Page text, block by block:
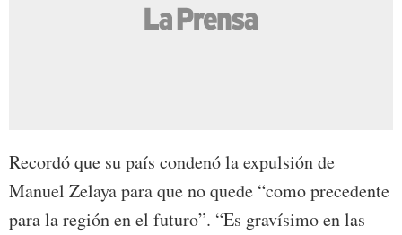
Recordó que su país condenó la expulsión de
Manuel Zelaya para que no quede “como precedente
para la región en el futuro”. “Es gravísimo en las